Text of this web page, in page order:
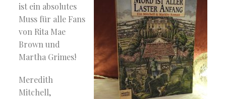
ist ein absolutes
Muss für alle Fans
von Rita Mae
Brown und
Martha Grimes!
Meredith
Mitchell,